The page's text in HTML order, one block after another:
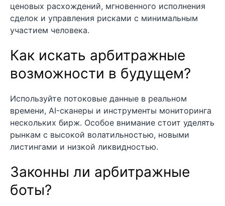
ценовых расхождений, мгновенного исполнения
сделок и управления рисками с минимальным
участием человека.
Как искать арбитражные
возможности в будущем?
Используйте потоковые данные в реальном
времени, AI-сканеры и инструменты мониторинга
нескольких бирж. Особое внимание стоит уделять
рынкам с высокой волатильностью, новыми
листингами и низкой ликвидностью.
Законны ли арбитражные
боты?